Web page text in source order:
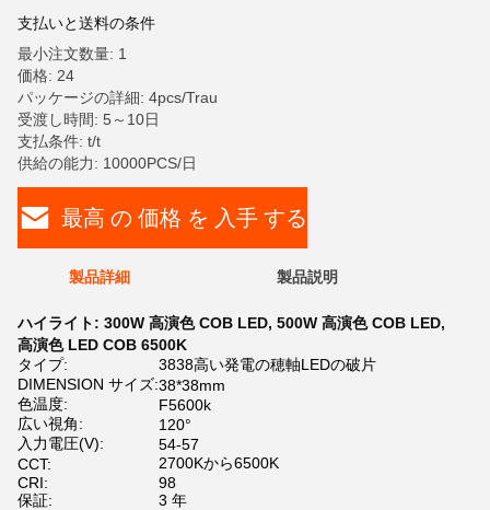
支払いと送料の条件
最小注文数量: 1
価格: 24
パッケージの詳細: 4pcs/Trau
受渡し時間: 5～10日
支払条件: t/t
供給の能力: 10000PCS/日
最高 の 価格 を 入手 する
製品詳細 製品説明
ハイライト: 300W 高演色 COB LED, 500W 高演色 COB LED,
高演色 LED COB 6500K
タイプ:
3838高い発電の穂軸LEDの破片
DIMENSION サイズ:38*38mm
色温度:
F5600k
広い視角:
120°
入力電圧(V):
54-57
CCT:
2700Kから6500K
CRI:
98
保証:
3 年